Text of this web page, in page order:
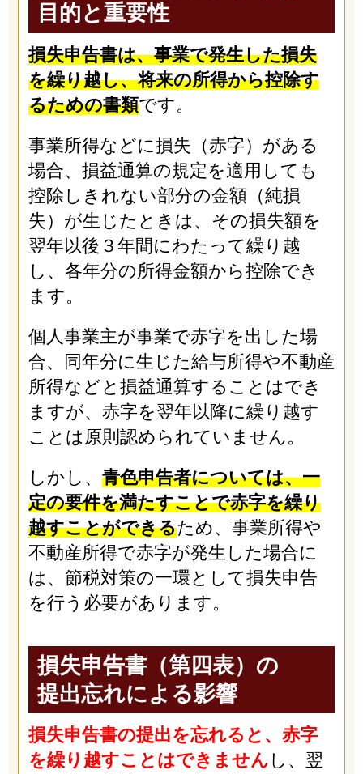
目的と重要性
損失申告書は、事業で発生した損失
を繰り越し、将来の所得から控除す
るための書類です。
事業所得などに損失（赤字）がある
場合、損益通算の規定を適用しても
控除しきれない部分の金額（純損
失）が生じたときは、その損失額を
翌年以後３年間にわたって繰り越
し、各年分の所得金額から控除でき
ます。
個人事業主が事業で赤字を出した場
合、同年分に生じた給与所得や不動産
所得などと損益通算することはでき
ますが、赤字を翌年以降に繰り越す
ことは原則認められていません。
しかし、 青色申告者については、一
定の要件を満たすことで赤字を繰り
越すことができるため、事業所得や
不動産所得で赤字が発生した場合に
は、節税対策の一環として損失申告
を行う必要があります。
損失申告書（第四表）の
提出忘れによる影響
損失申告書の提出を忘れると、赤字
を繰り越すことはできません し、翌